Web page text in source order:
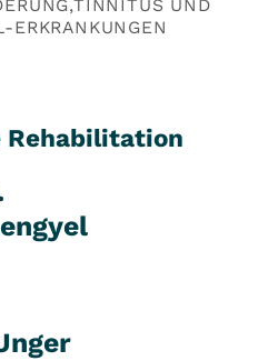
UND
ERKRANKUNGEN
Rehabilitation